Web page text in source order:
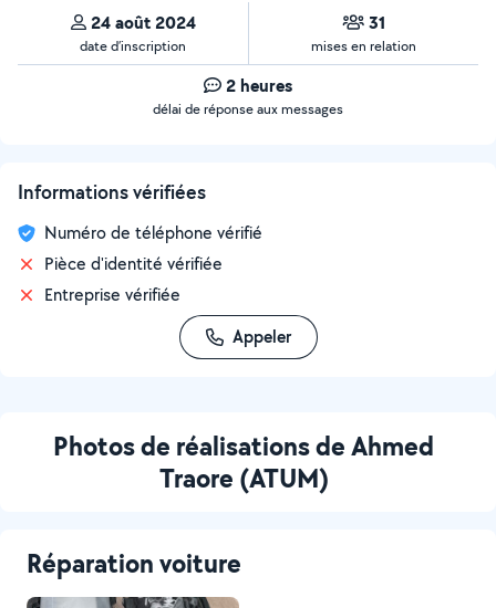
24 août 2024
date d’inscription
31
mises en relation
2 heures
délai de réponse aux messages
Informations vérifiées
Numéro de téléphone vérifié
Pièce d'identité vérifiée
Entreprise vérifiée
Appeler
Photos de réalisations de Ahmed
Traore (ATUM)
Réparation voiture